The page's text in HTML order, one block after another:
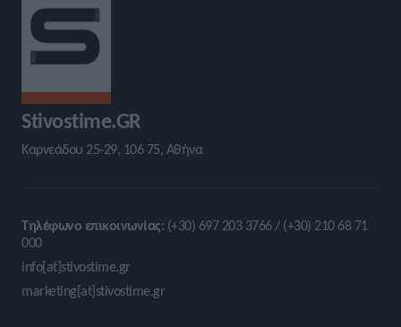
Stivostime.GR
Καρνεάδου 25-29, 106 75, Αθήνα
Τηλέφωνο επικοινωνίας: (+30) 697 203 3766 / (+30) 210 68 71
000
info[at]stivostime.gr
marketing[at]stivostime.gr